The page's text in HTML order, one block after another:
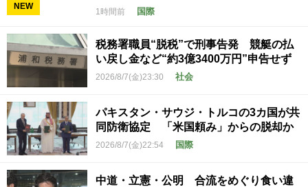
NEW
1時間前 国際
税務署職員“脱税”で刑事告発 競艇の払
い戻し金など“約3億3400万円”申告せず
2026/8/7(金)23:30 社会
パキスタン・サウジ・トルコの3カ国が共
同防衛協定 「米国頼み」からの脱却か
2026/8/7(金)22:54 国際
中道・立憲・公明 合流をめぐり食い違